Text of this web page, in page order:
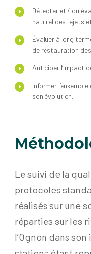
Détecter et / ou
naturel des rejets
Évaluer à long
de restauration
Anticiper l’impact
Informer
son évolution.
Le suivi de la
protocoles
réalisés sur une
réparties sur les
l’Ognon dans